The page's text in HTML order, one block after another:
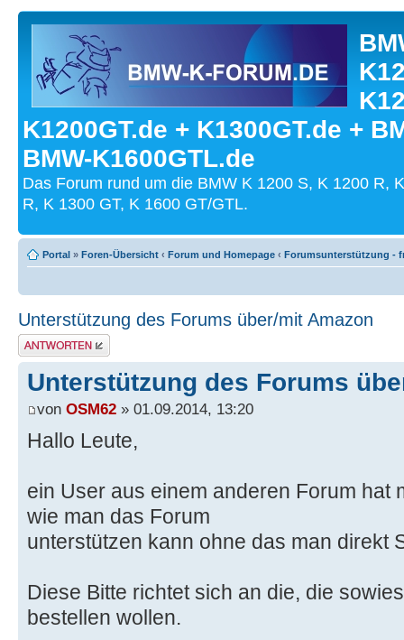
K1200GT.de + K1300GT.de +
BMW-K1600GTL.de
Das Forum rund um die BMW K 1200 S, K 1200 R,
R, K 1300 GT, K 1600 GT/GTL.
Portal » Foren-Übersicht ‹ Forum und Homepage ‹ Forumsunterstützung -
Unterstützung des Forums über/mit Amazon
Antwort schreiben
Unterstützung des Forums
von OSM62 » 01.09.2014, 13:20
Hallo Leute,
ein User aus einem anderen Forum hat
wie man das Forum
unterstützen kann ohne das man direkt
Diese Bitte richtet sich an die, die
bestellen wollen.